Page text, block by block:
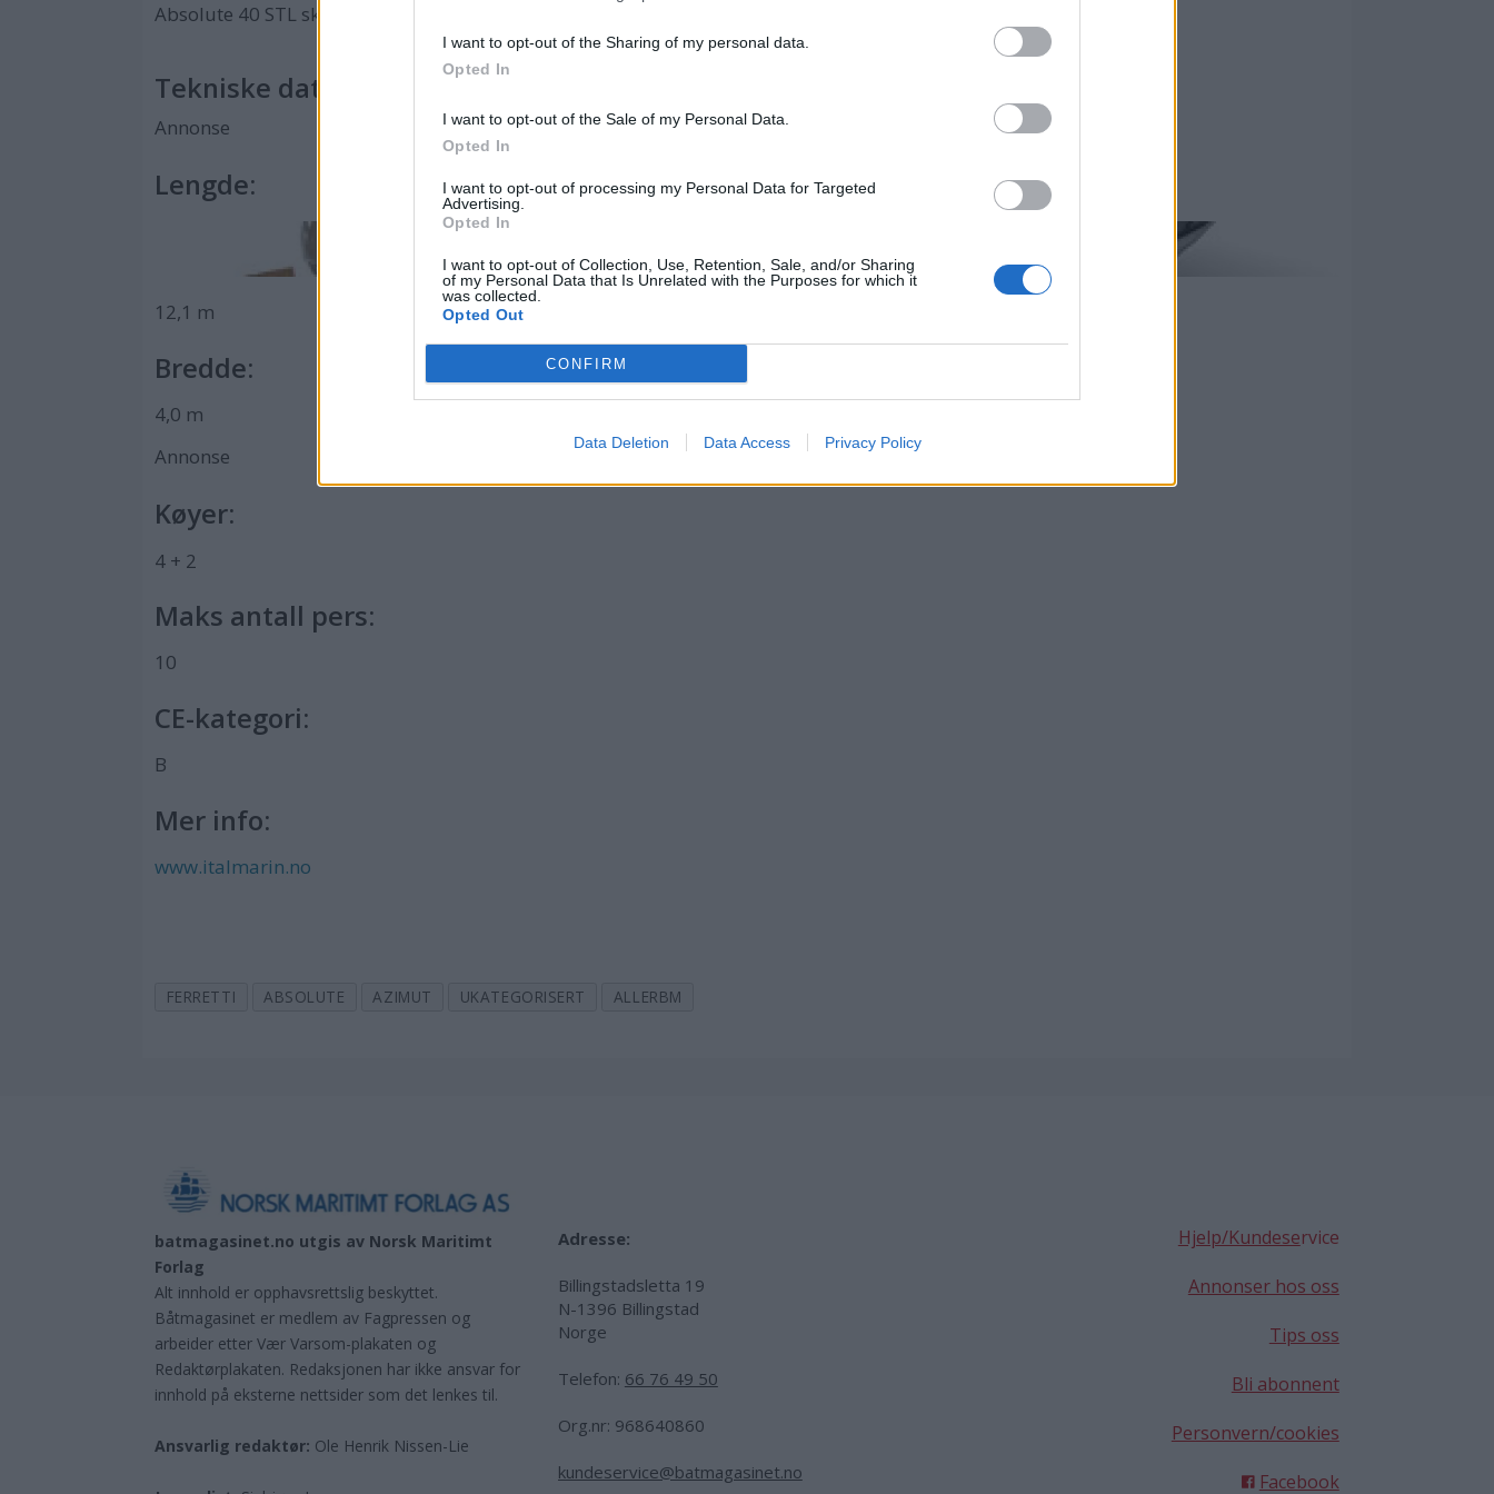
I want to opt-out of the Sharing of my personal data.
Opted In
I want to opt-out of the Sale of my Personal Data.
Opted In
I want to opt-out of processing my Personal Data for Targeted
Advertising.
Opted In
I want to opt-out of Collection, Use, Retention, Sale, and/or Sharing
of my Personal Data that Is Unrelated with the Purposes for which it
was collected.
Opted Out
CONFIRM
Data Deletion Data Access Privacy Policy
Absolute 40 STL skal avdukes under Cannes Boat Show i september.
Tekniske data Absolute 40 STL
Annonse
Lengde:
12,1 m
Bredde:
4,0 m
Annonse
Køyer:
4 + 2
Maks antall pers:
10
CE-kategori:
B
Mer info:
www.italmarin.no
FERRETTI ABSOLUTE AZIMUT UKATEGORISERT ALLERBM
batmagasinet.no utgis av Norsk Maritimt
Forlag
Alt innhold er opphavsrettslig beskyttet.
Båtmagasinet er medlem av Fagpressen og
arbeider etter Vær Varsom-plakaten og
Redaktørplakaten. Redaksjonen har ikke ansvar for
innhold på eksterne nettsider som det lenkes til.
Ansvarlig redaktør: Ole Henrik Nissen-Lie
Adresse:
Billingstadsletta 19
N-1396 Billingstad
Norge
Telefon: 66 76 49 50
Org.nr: 968640860
kundeservice@batmagasinet.no
Hjelp/Kundeservice
Annonser hos oss
Tips oss
Bli abonnent
Personvern/cookies
Facebook